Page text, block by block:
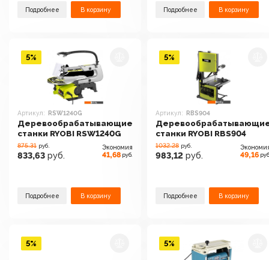
Подробнее В корзину Подробнее В корзину
Артикул: RSW1240G
Деревообрабатывающие
станки RYOBI RSW1240G
875.31 руб.
833,63 руб.
Экономия
41,68 руб.
Подробнее В корзину
5%
Артикул: RBS904
станки RYOBI RBS904
1032.28 руб.
983,12 руб. 49,16
Подробнее В корзину
5%
5% 5%